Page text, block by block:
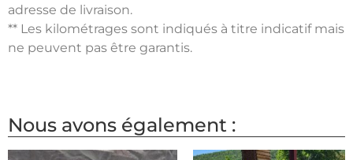
adresse de livraison.
** Les kilométrages sont indiqués à titre indicatif mais
ne peuvent pas être garantis.
Nous avons également :